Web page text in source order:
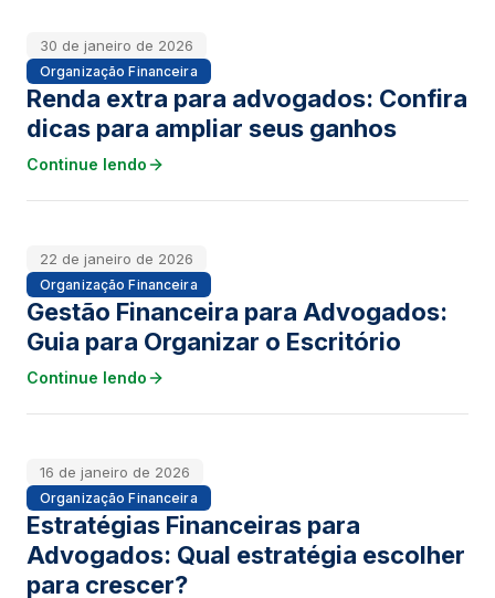
30 de janeiro de 2026
Organização Financeira
Renda extra para advogados: Confira
dicas para ampliar seus ganhos
Continue lendo
22 de janeiro de 2026
Organização Financeira
Gestão Financeira para Advogados:
Guia para Organizar o Escritório
Continue lendo
16 de janeiro de 2026
Organização Financeira
Estratégias Financeiras para
Advogados: Qual estratégia escolher
para crescer?